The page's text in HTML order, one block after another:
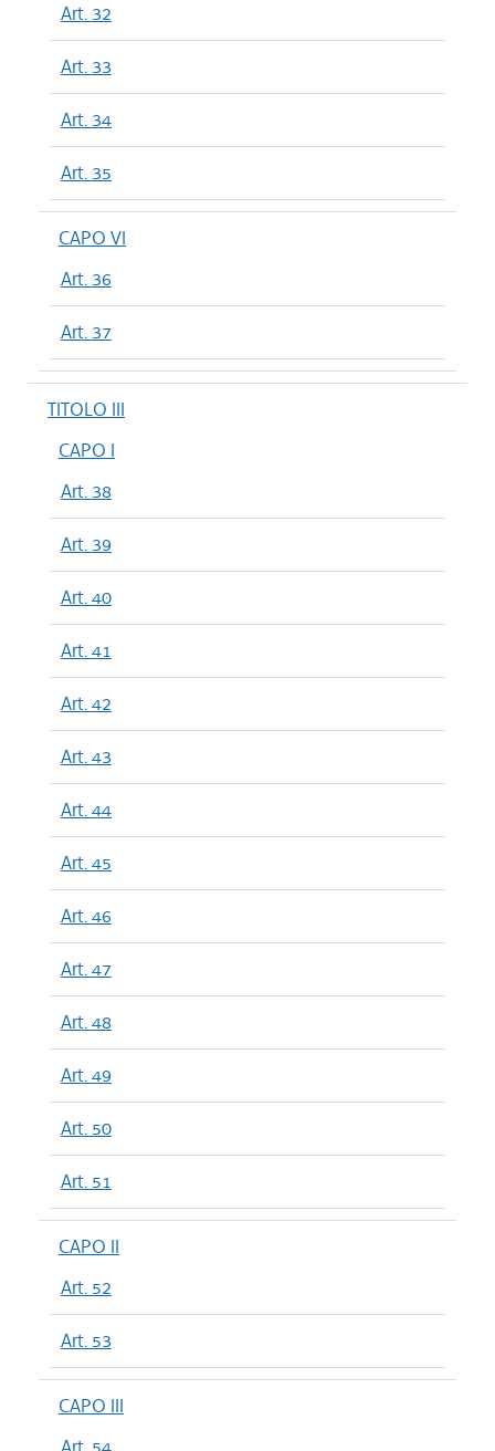
Art. 32
Art. 33
Art. 34
Art. 35
CAPO VI
Art. 36
Art. 37
TITOLO III
CAPO I
Art. 38
Art. 39
Art. 40
Art. 41
Art. 42
Art. 43
Art. 44
Art. 45
Art. 46
Art. 47
Art. 48
Art. 49
Art. 50
Art. 51
CAPO II
Art. 52
Art. 53
CAPO III